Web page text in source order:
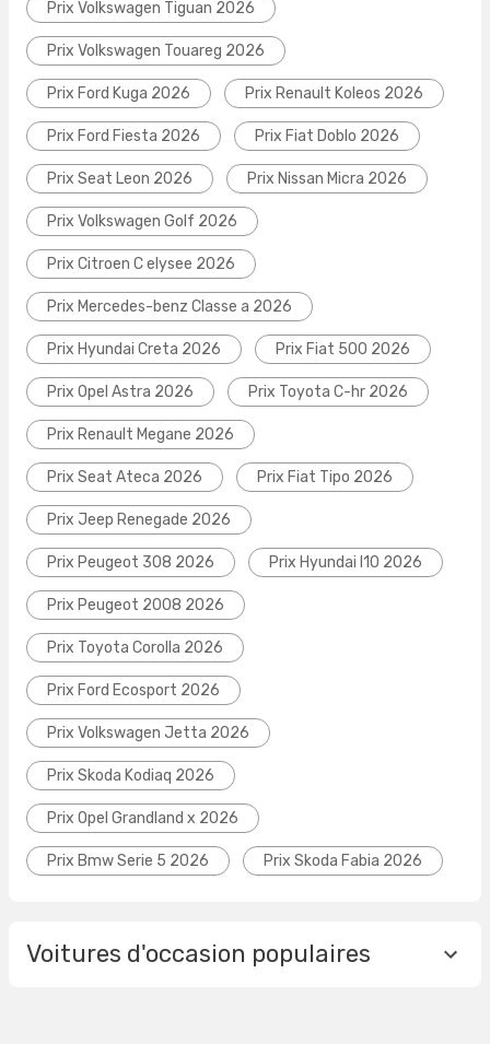
Prix Volkswagen Tiguan 2026
Prix Volkswagen Touareg 2026
Prix Ford Kuga 2026 Prix Renault Koleos 2026
Prix Ford Fiesta 2026 Prix Fiat Doblo 2026
Prix Seat Leon 2026 Prix Nissan Micra 2026
Prix Volkswagen Golf 2026
Prix Citroen C elysee 2026
Prix Mercedes-benz Classe a 2026
Prix Hyundai Creta 2026 Prix Fiat 500 2026
Prix Opel Astra 2026 Prix Toyota C-hr 2026
Prix Renault Megane 2026
Prix Seat Ateca 2026 Prix Fiat Tipo 2026
Prix Jeep Renegade 2026
Prix Peugeot 308 2026 Prix Hyundai I10 2026
Prix Peugeot 2008 2026
Prix Toyota Corolla 2026
Prix Ford Ecosport 2026
Prix Volkswagen Jetta 2026
Prix Skoda Kodiaq 2026
Prix Opel Grandland x 2026
Prix Bmw Serie 5 2026 Prix Skoda Fabia 2026
Voitures d'occasion populaires